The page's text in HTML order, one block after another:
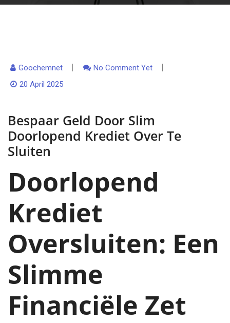
Goochemnet
No Comment Yet
20 April 2025
Bespaar Geld Door Slim
Doorlopend Krediet Over Te
Sluiten
Doorlopend
Krediet
Oversluiten: Een
Slimme
Financiële Zet